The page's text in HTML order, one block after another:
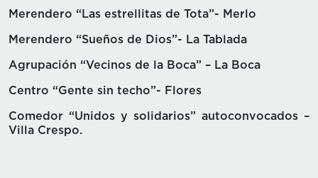
Merendero “Las estrellitas de Tota”- Merlo
Merendero “Sueños de Dios”- La Tablada
Agrupación “Vecinos de la Boca” – La Boca
Centro “Gente sin techo”- Flores
Comedor “Unidos y solidarios” autoconvocados –
Villa Crespo.